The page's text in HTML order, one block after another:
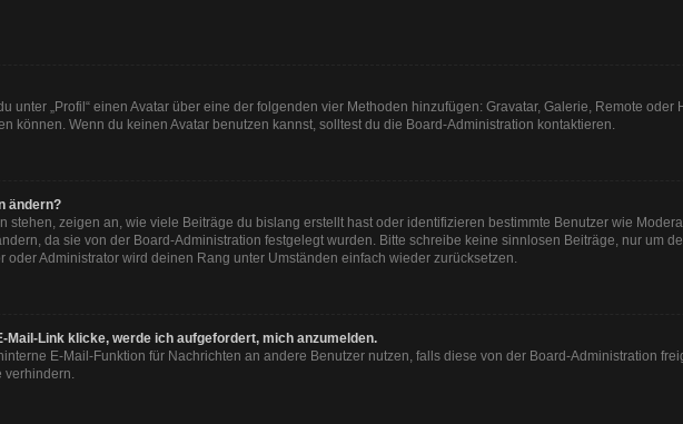
unter „Profil“ einen Avatar über eine der folgenden vier Methoden hinzufügen: Gravatar, Galerie, Remote
können. Wenn du keinen Avatar benutzen kannst, solltest du die Board-Administration kontaktieren.
ändern?
stehen, zeigen an, wie viele Beiträge du bislang erstellt hast oder identifizieren bestimmte Benutzer wie
da sie von der Board-Administration festgelegt wurden. Bitte schreibe keine sinnlosen Beiträge, nur um
oder Administrator wird deinen Rang unter Umständen einfach wieder zurücksetzen.
Mail-Link klicke, werde ich aufgefordert, mich anzumelden.
E-Mail-Funktion für Nachrichten an andere Benutzer nutzen, falls diese von der Board-Administration
verhindern.